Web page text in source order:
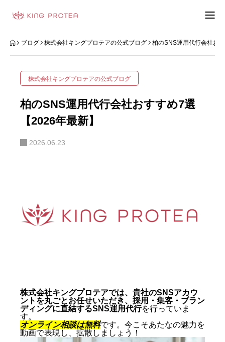
会社概要
利用規約
お問い合わせフォーム
ブログ
ブログ 株式会社キングプロテアの公式ブログ 柏のSNS運用代行会社お
株式会社キングプロテアの公式ブログ
柏のSNS運用代行会社おすすめ7選
【2026年最新】
2026.06.23
株式会社キングプロテアでは、貴社のSNSアカウ
ントを丸ごとお任せいただき、採用・集客・ブラン
ディングに直結するSNS運用代行を行っていま
す。
オンライン相談は無料です。今こそあたなの魅力を
動画で表現し、拡散しましょう！